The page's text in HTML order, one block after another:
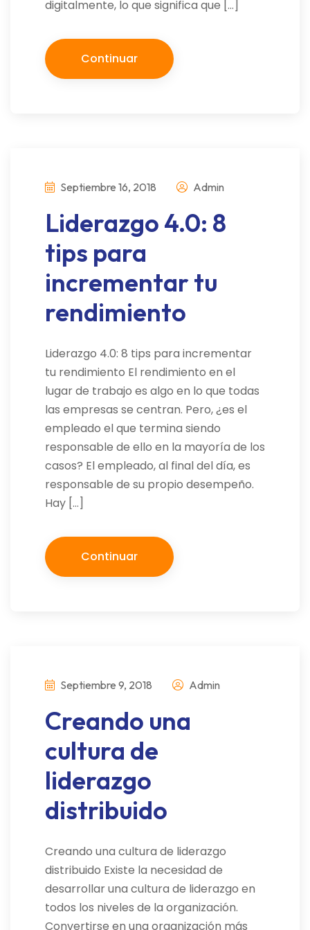
digitalmente, lo que significa que […]
Continuar
Septiembre 16, 2018 Admin
Liderazgo 4.0: 8
tips para
incrementar tu
rendimiento
Liderazgo 4.0: 8 tips para incrementar
tu rendimiento El rendimiento en el
lugar de trabajo es algo en lo que todas
las empresas se centran. Pero, ¿es el
empleado el que termina siendo
responsable de ello en la mayoría de los
casos? El empleado, al final del día, es
responsable de su propio desempeño.
Hay […]
Continuar
Septiembre 9, 2018 Admin
Creando una
cultura de
liderazgo
distribuido
Creando una cultura de liderazgo
distribuido Existe la necesidad de
desarrollar una cultura de liderazgo en
todos los niveles de la organización.
Convertirse en una organización más